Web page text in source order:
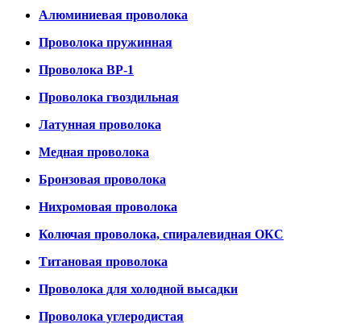
Алюминиевая проволока
Проволока пружинная
Проволока ВР-1
Проволока гвоздильная
Латунная проволока
Медная проволока
Бронзовая проволока
Нихромовая проволока
Колючая проволока, спиралевидная ОКС
Титановая проволока
Проволока для холодной высадки
Проволока углеродистая